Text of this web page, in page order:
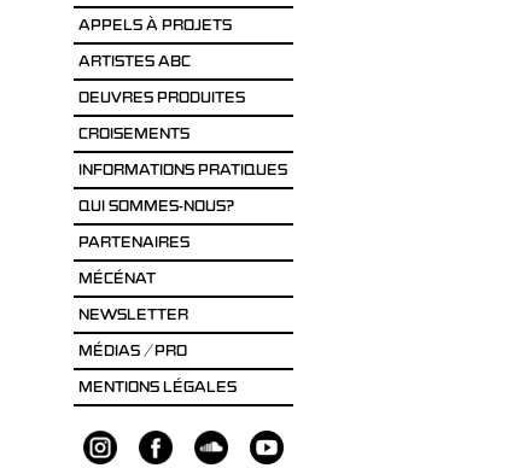
APPELS À PROJETS
ARTISTES ABC
OEUVRES PRODUITES
CROISEMENTS
INFORMATIONS PRATIQUES
QUI SOMMES-NOUS?
PARTENAIRES
MÉCÉNAT
NEWSLETTER
MÉDIAS / PRO
MENTIONS LÉGALES